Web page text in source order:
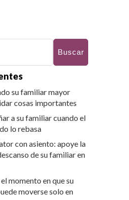
Buscar
su familiar mayor
cosas importantes
a su familiar cuando el
lo rebasa
con asiento: apoye la
de su familiar en
momento en que su
moverse solo en